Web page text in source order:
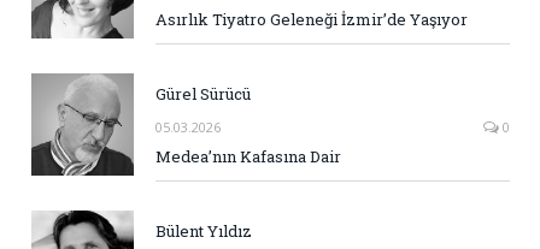
Asırlık Tiyatro Geleneği İzmir’de Yaşıyor
Gürel Sürücü
05.03.2026 0
Medea’nın Kafasına Dair
Bülent Yıldız